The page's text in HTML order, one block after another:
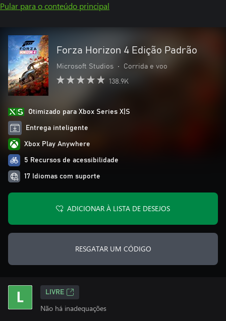
Pular para o conteúdo principal
Forza Horizon 4 Edição Padrão
Microsoft Studios • Corrida e voo
138.9K
Otimizado para Xbox Series X|S
Entrega inteligente
Xbox Play Anywhere
5 Recursos de acessibilidade
17 Idiomas com suporte
ADICIONAR À LISTA DE DESEJOS
RESGATAR UM CÓDIGO
LIVRE
Não há inadequações